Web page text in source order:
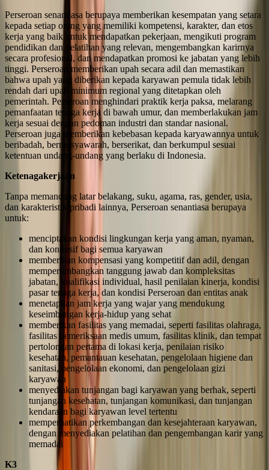
Perseroan senantiasa berupaya memberikan kesempatan yang setara
kepada setiap orang yang memiliki kompetensi, karakter, dan etos
kerja yang baik untuk mendapatkan pekerjaan, mengikuti program
pendidikan dan pelatihan yang relevan, mengembangkan karirnya
secara profesional, dan mendapatkan promosi ke jabatan yang lebih
tinggi. Perseroan memberikan upah secara adil dan memastikan
bahwa upah yang diberikan kepada karyawan pemula tidak lebih
rendah dari upah minimum regional yang ditetapkan oleh
pemerintah. Perseroan menghindari praktik kerja paksa, melarang
pemanfaatan tenaga kerja di bawah umur, dan memberlakukan jam
kerja sesuai dengan pedoman industri dan standar nasional.
Perseroan juga memberikan kebebasan kepada karyawannya untuk
beribadah, bermusyawarah, berserikat, dan berkumpul sesuai
ketentuan undang-undang yang berlaku di Indonesia.
Ketenagakerjaan
Tanpa memandang latar belakang, suku, agama, ras, gender, usia,
dan karakteristik pribadi lainnya, Perseroan senantiasa berupaya
untuk:
menciptakan kondisi lingkungan kerja yang aman, nyaman,
dan kondusif bagi semua karyawan
memberikan kompensasi yang kompetitif dan adil, dengan
mempertimbangkan tanggung jawab dan kompleksitas
jabatan, kualifikasi individual, hasil penilaian kinerja, kondisi
pasar tenaga kerja, dan kondisi Perseroan dan entitas anak
menetapkan jam kerja yang wajar yang mendukung
keseimbangan kerja-hidup yang sehat
memberikan fasilitas yang memadai, seperti fasilitas olahraga,
fasilitas pemeriksaan medis umum, fasilitas klinik, dan tempat
pertolongan pertama di lokasi kerja, penilaian risiko
kesehatan, pemantauan kesehatan, pengelolaan higiene dan
sanitasi, pengelolaan ekonomi, dan pengelolaan gizi
karyawan
menyediakan tunjangan bagi karyawan yang berhak, seperti
tunjangan kesehatan, tunjangan komunikasi, dan tunjangan
kendaraan bagi karyawan level tertentu
memperhatikan perkembangan dan kesejahteraan karyawan,
dengan menyediakan pelatihan dan pengembangan karir yang
memadai
K3